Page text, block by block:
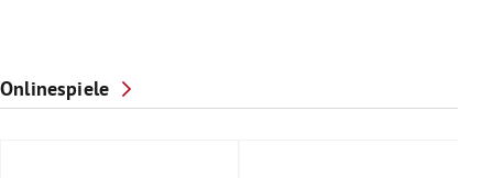
Onlinespiele